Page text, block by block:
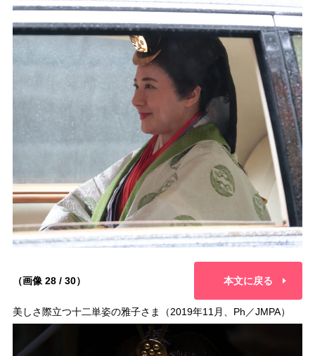
（画像 28 / 30） 本文に戻る
美しさ際立つ十二単姿の雅子さま（2019年11月、Ph／JMPA）